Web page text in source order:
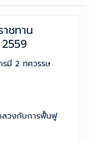
ชทาน
รมี 2 ทศวรรษ
ลวงกับการฟื้นฟู